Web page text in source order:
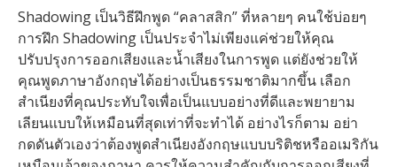
Shadowing เป็นวิธีฝึกพูด “คลาสสิก” ที่หลายๆ คนใช้บ่อยๆ
การฝึก Shadowing เป็นประจำไม่เพียงแค่ช่วยให้คุณ
ปรับปรุงการออกเสียงและน้ำเสียงในการพูด แต่ยังช่วยให้
คุณพูดภาษาอังกฤษได้อย่างเป็นธรรมชาติมากขึ้น เลือก
สำเนียงที่คุณประทับใจเพื่อเป็นแบบอย่างที่ดีและพยายาม
เลียนแบบให้เหมือนที่สุดเท่าที่จะทำได้ อย่างไรก็ตาม อย่า
กดดันตัวเองว่าต้องพูดสำเนียงอังกฤษแบบบริติชหรืออเมริกัน